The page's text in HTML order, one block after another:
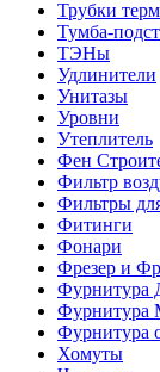
Трубки
Тумба-
ТЭНы
Удлинители
Унитазы
Уровни
Утеплитель
Фен
Фильтр
Фильтры
Фитинги
Фонари
Фрезер и
Фурнитура
Фурнитура
Фурнитура
Хомуты